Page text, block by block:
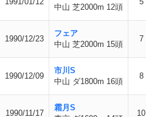
中山 芝2000m 12頭
1990/12/23
フェア
中山 芝2000m 15頭
7
1990/12/09
市川S
中山 ダ1800m 16頭
8
1990/11/17
霜月S
10